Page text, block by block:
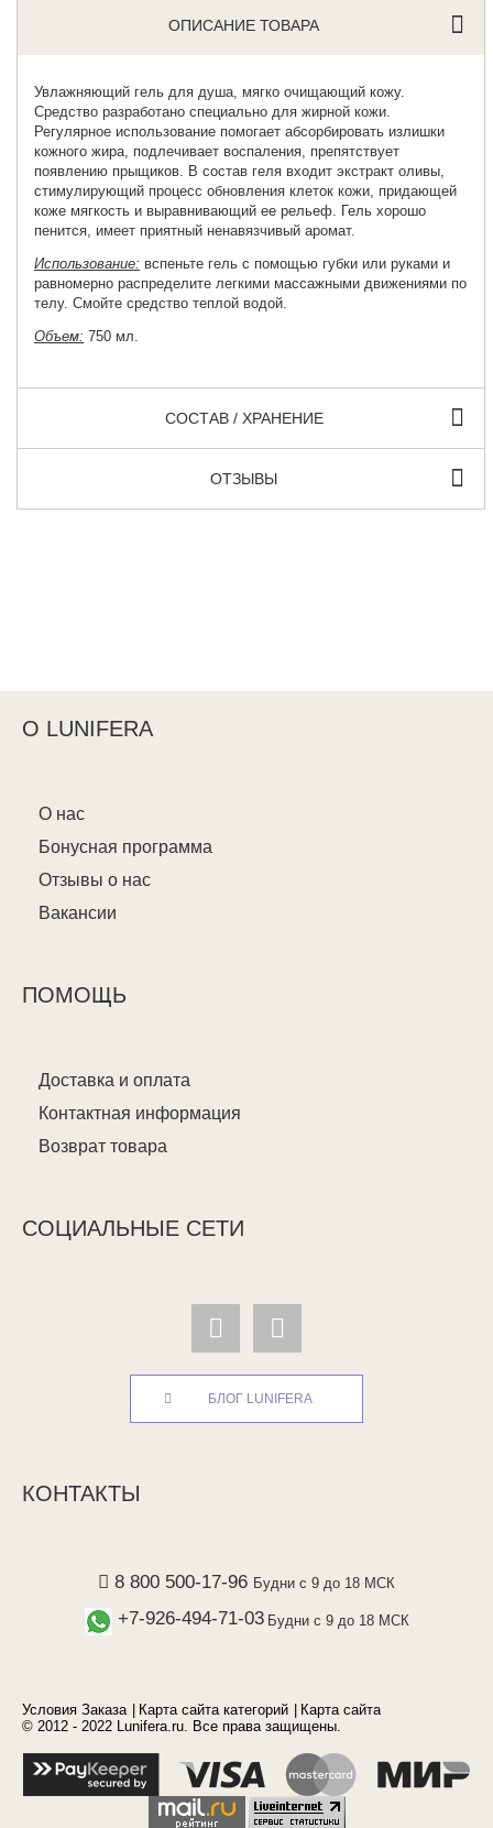
ОПИСАНИЕ ТОВАРА
Увлажняющий гель для душа , мягко очищающий кожу.
Средство разработано специально для жирной кожи.
Регулярное использование помогает абсорбировать излишки
кожного жира, подлечивает воспаления, препятствует
появлению прыщиков. В состав геля входит экстракт оливы,
стимулирующий процесс обновления клеток кожи, придающей
коже мягкость и выравнивающий ее рельеф. Гель хорошо
пенится, имеет приятный ненавязчивый аромат.
Использование: вспеньте гель с помощью губки или руками и
равномерно распределите легкими массажными движениями по
телу. Смойте средство теплой водой.
Объем: 750 мл.
СОСТАВ / ХРАНЕНИЕ
ОТЗЫВЫ
О LUNIFERA
О нас
Бонусная программа
Отзывы о нас
Вакансии
ПОМОЩЬ
Доставка и оплата
Контактная информация
Возврат товара
СОЦИАЛЬНЫЕ СЕТИ
БЛОГ LUNIFERA
КОНТАКТЫ
8 800 500-17-96 Будни с 9 до 18 МСК
+7-926-494-71-03 Будни с 9 до 18 МСК
Условия Заказа Карта сайта категорий
Карта сайта
© 2012 - 2022 Lunifera.ru. Все права защищены.